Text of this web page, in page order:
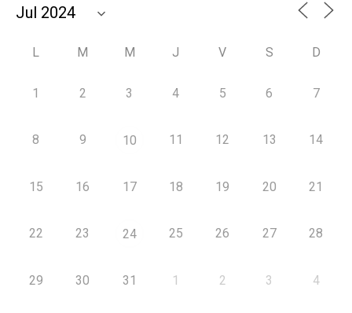
L M M J V S D
1 2 3 4 5 6 7
8 9 10 11 12 13 14
15 16 17 18 19 20 21
22 23 24 25 26 27 28
29 30 31 1 2 3 4